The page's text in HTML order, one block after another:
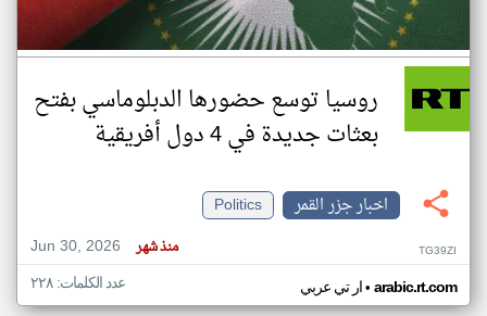
روسيا توسع حضورها الدبلوماسي بفتح
بعثات جديدة في 4 دول أفريقية
اخبار جزر القمر
Politics
Jun 30, 2026
منذ شهر TG39ZI
ار تي عربي• arabic.rt.com عدد الكلمات: ٢٢٨